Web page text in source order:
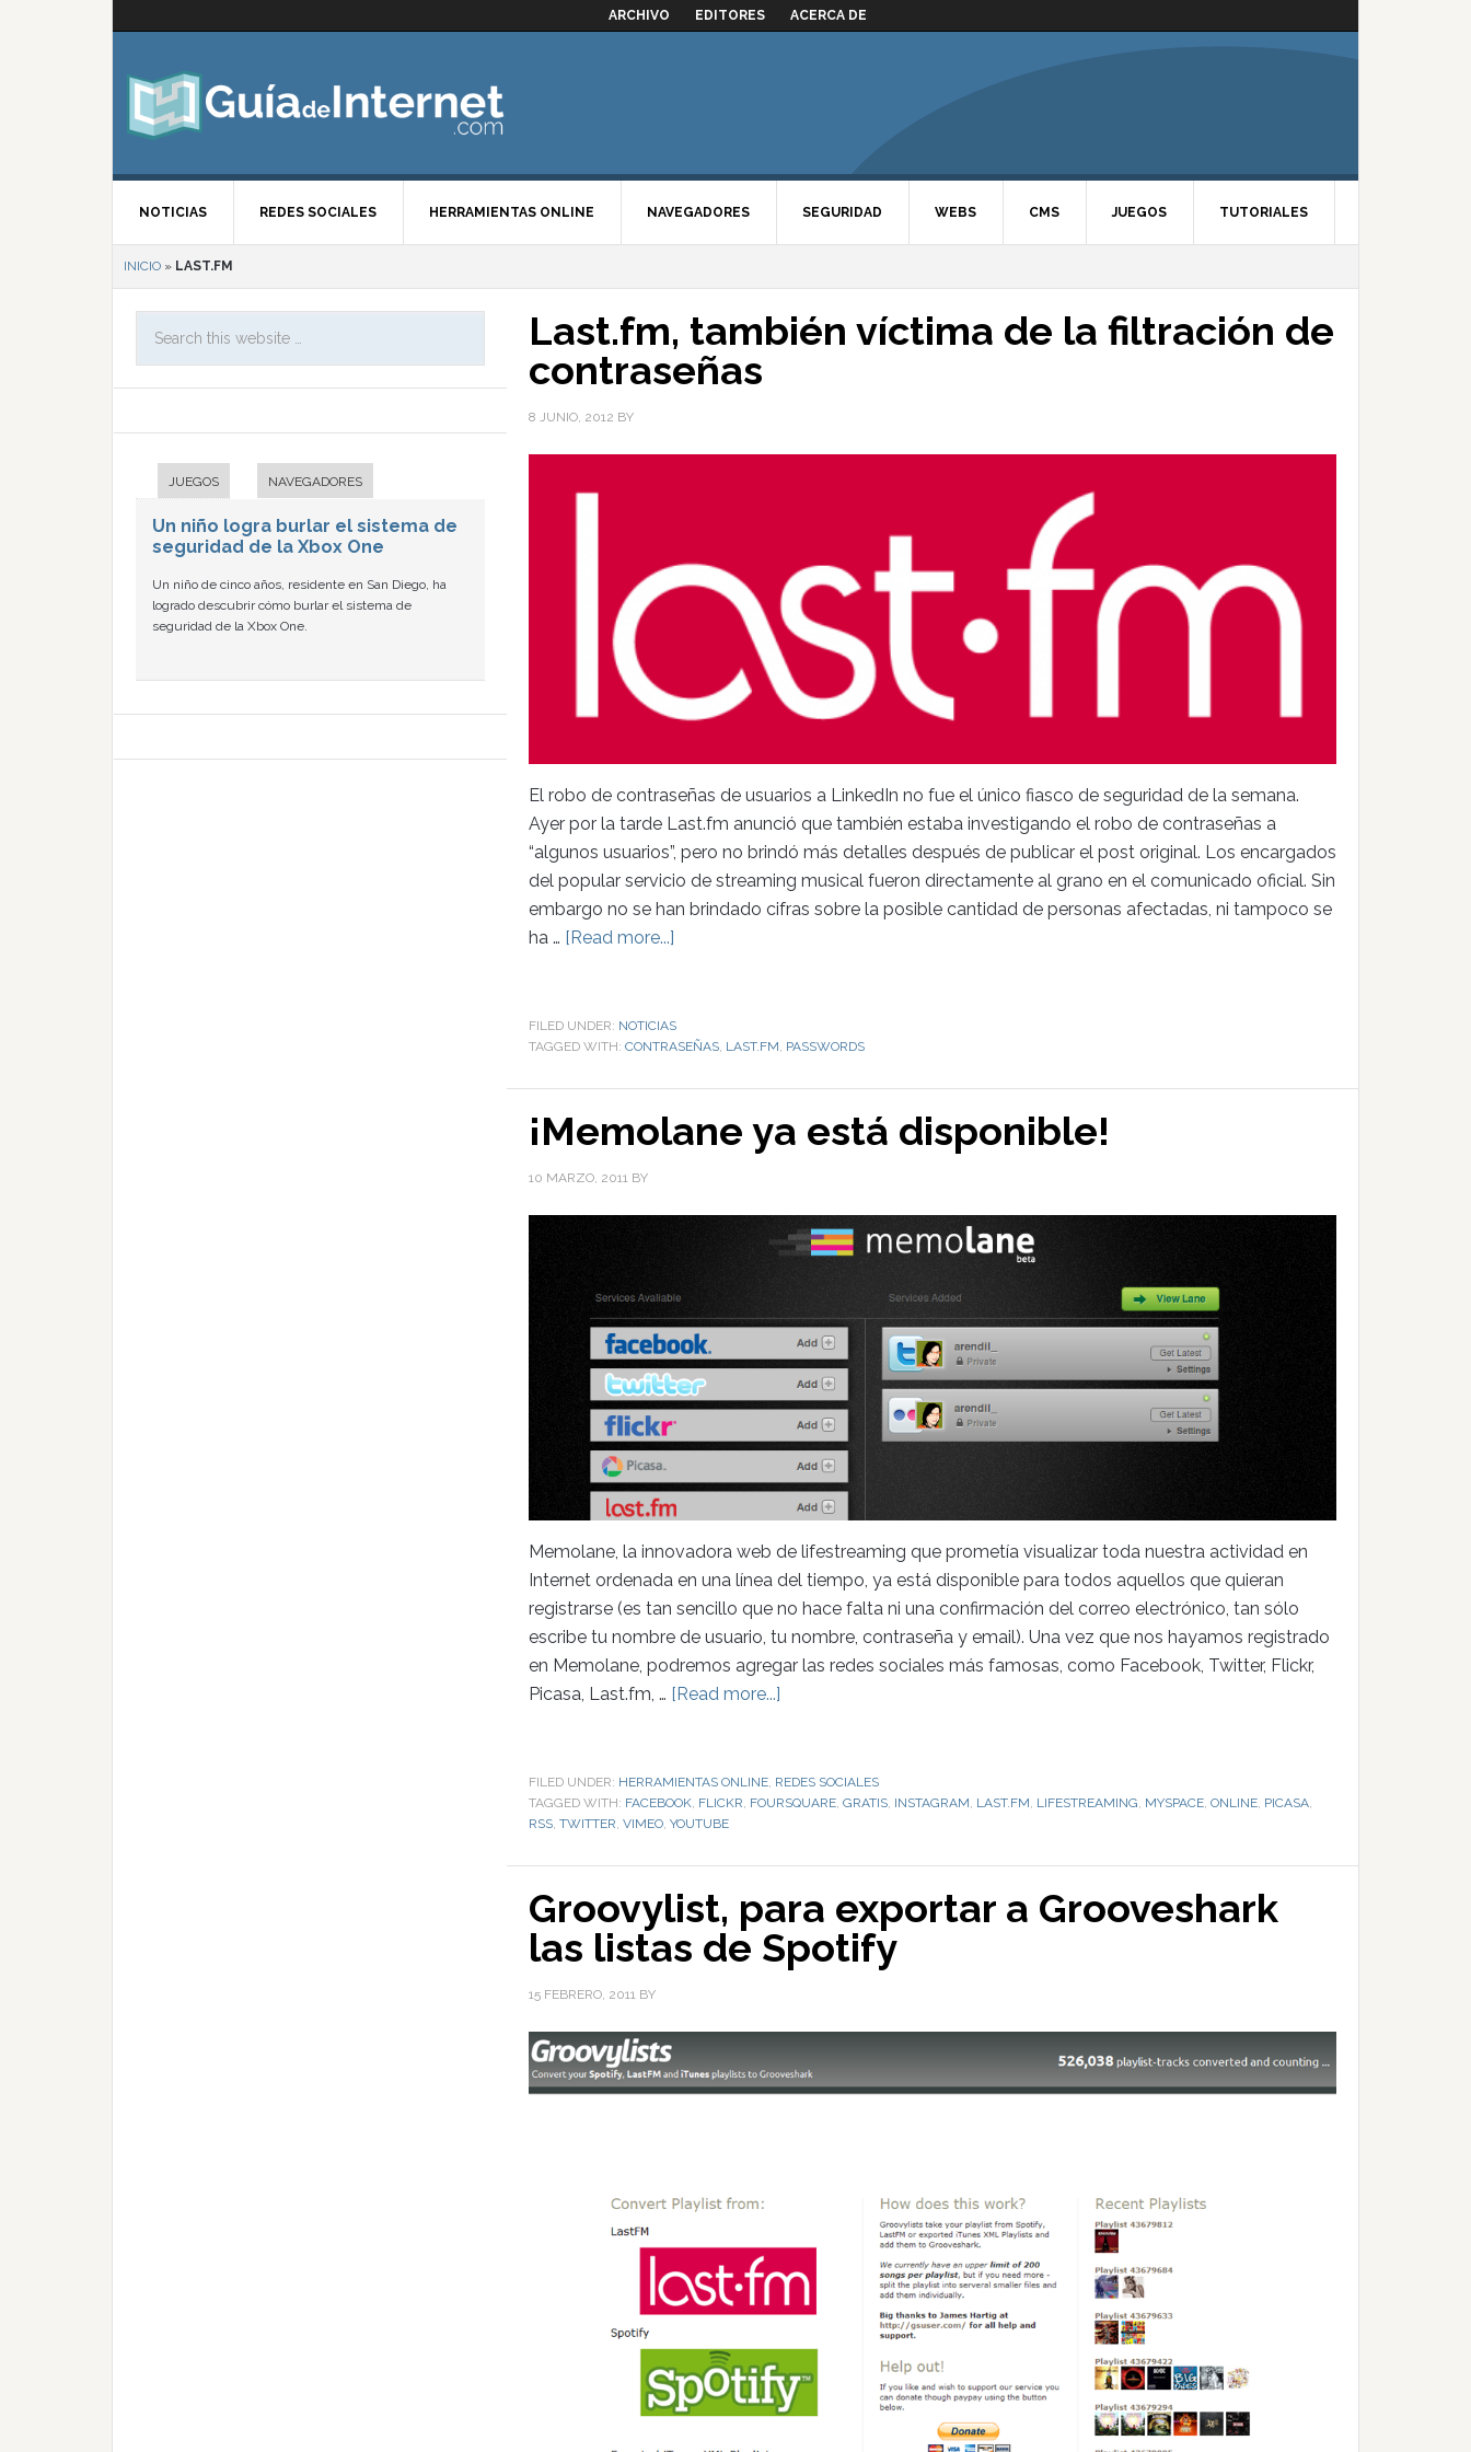
ARCHIVO EDITORES ACERCA DE
NOTICIAS REDES SOCIALES HERRAMIENTAS ONLINE NAVEGADORES SEGURIDAD WEBS CMS JUEGOS TUTORIALES
INICIO » LAST.FM
Last.fm, también víctima de la filtración de
contraseñas
8 JUNIO, 2012 BY
El robo de contraseñas de usuarios a LinkedIn no fue el único fiasco de seguridad de la semana.
Ayer por la tarde Last.fm anunció que también estaba investigando el robo de contraseñas a
“algunos usuarios”, pero no brindó más detalles después de publicar el post original. Los encargados
del popular servicio de streaming musical fueron directamente al grano en el comunicado oficial. Sin
embargo no se han brindado cifras sobre la posible cantidad de personas afectadas, ni tampoco se
ha … [Read more...]
FILED UNDER: NOTICIAS
TAGGED WITH: CONTRASEÑAS, LAST.FM, PASSWORDS
¡Memolane ya está disponible!
10 MARZO, 2011 BY
Memolane, la innovadora web de lifestreaming que prometía visualizar toda nuestra actividad en
Internet ordenada en una línea del tiempo, ya está disponible para todos aquellos que quieran
registrarse (es tan sencillo que no hace falta ni una confirmación del correo electrónico, tan sólo
escribe tu nombre de usuario, tu nombre, contraseña y email). Una vez que nos hayamos registrado
en Memolane, podremos agregar las redes sociales más famosas, como Facebook, Twitter, Flickr,
Picasa, Last.fm, … [Read more...]
FILED UNDER: HERRAMIENTAS ONLINE REDES SOCIALES
TAGGED WITH: FACEBOOK FLICKR FOURSQUARE GRATIS INSTAGRAM LAST.FM LIFESTREAMING MYSPACE ONLINE PICASA
RSS TWITTER VIMEO YOUTUBE
Groovylist, para exportar a Grooveshark
las listas de Spotify
15 FEBRERO, 2011 BY
JUEGOS NAVEGADORES
Un niño logra burlar el sistema de
seguridad de la Xbox One
Un niño de cinco años, residente en San Diego, ha
logrado descubrir cómo burlar el sistema de
seguridad de la Xbox One.